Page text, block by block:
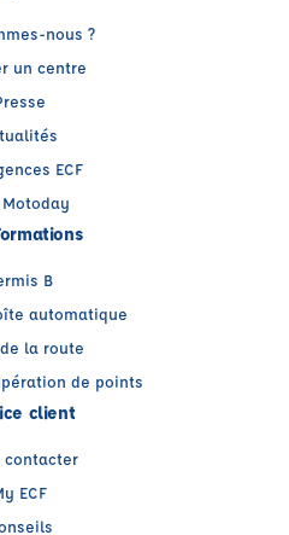
nous ?
un centre
ECF
Motoday
B
automatique
la route
de points
client
contacter
ECF